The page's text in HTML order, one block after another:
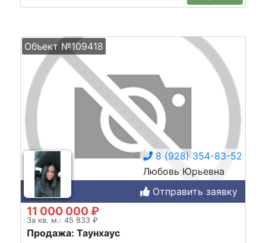
Объект №109418
8 (928) 354-83-52
Любовь Юрьевна
Отправить заявку
11 000 000 ₽
За кв. м.: 45 833 ₽
Продажа: Таунхаус